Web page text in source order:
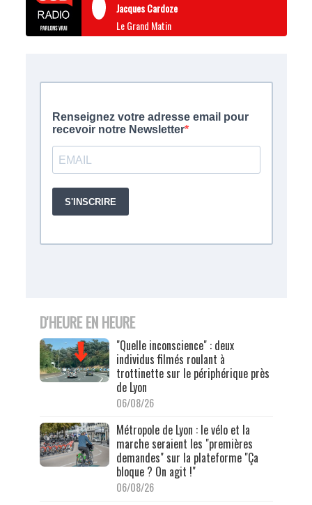
Jacques Cardoze
Le Grand Matin
D'HEURE EN HEURE
"Quelle inconscience" : deux
individus filmés roulant à
trottinette sur le périphérique près
de Lyon
06/08/26
Métropole de Lyon : le vélo et la
marche seraient les "premières
demandes" sur la plateforme "Ça
bloque ? On agit !"
06/08/26